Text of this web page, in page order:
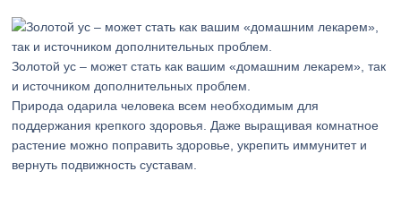
Золотой ус – может стать как вашим «домашним лекарем», так
и источником дополнительных проблем.
Природа одарила человека всем необходимым для
поддержания крепкого здоровья. Даже выращивая комнатное
растение можно поправить здоровье, укрепить иммунитет и
вернуть подвижность суставам.